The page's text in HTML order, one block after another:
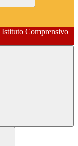
Istituto Comprensivo